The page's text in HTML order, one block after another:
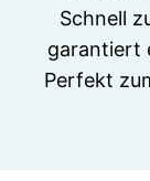
Schnell
garantiert
Perfekt